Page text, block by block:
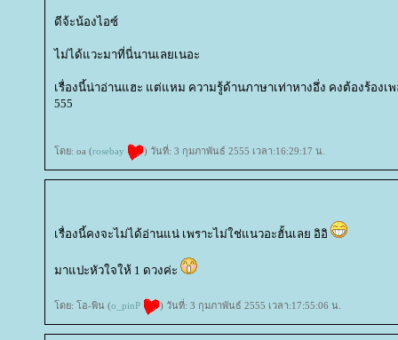
ดีจ้ะน้องไอซ์
ไม่ได้แวะมาที่นี่นานเลยเนอะ
เรื่องนี้น่าอ่านแฮะ แต่แหม ความรู้ด้านภาษาเท่าหางอึ่ง คงต้องร้องเ
555
ดย: oa (rosebay ) วันที่: 3 กุมภาพันธ์ 2555 เวลา:16:29:17 น.
เรื่องนี้คงจะไม่ได้อ่านแน่ เพราะไม่ใช่แนวอะฮั้นเลย อิอิ
มาแปะหัวใจให้ 1 ดวงค่ะ
ดย: โอ-พิน (o_pinP ) วันที่: 3 กุมภาพันธ์ 2555 เวลา:17:55:06 น.